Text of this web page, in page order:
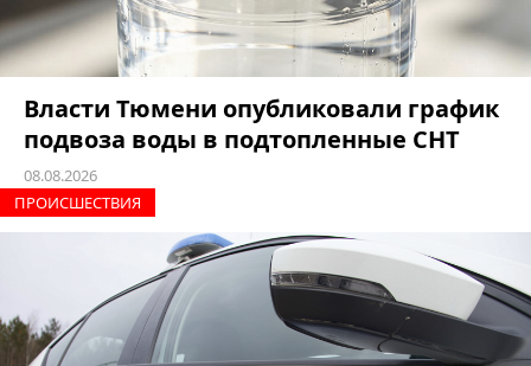
Власти Тюмени опубликовали график
подвоза воды в подтопленные СНТ
08.08.2026
ПРОИCШЕСТВИЯ